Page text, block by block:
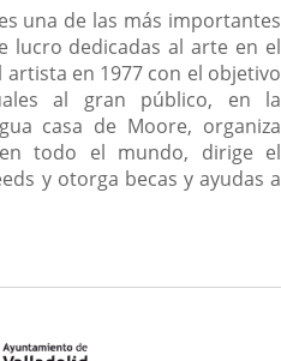
una de las más importantes
lucro dedicadas al arte en el
en 1977 con el objetivo
al gran público, en la
casa de Moore, organiza
todo el mundo, dirige el
y otorga becas y ayudas a